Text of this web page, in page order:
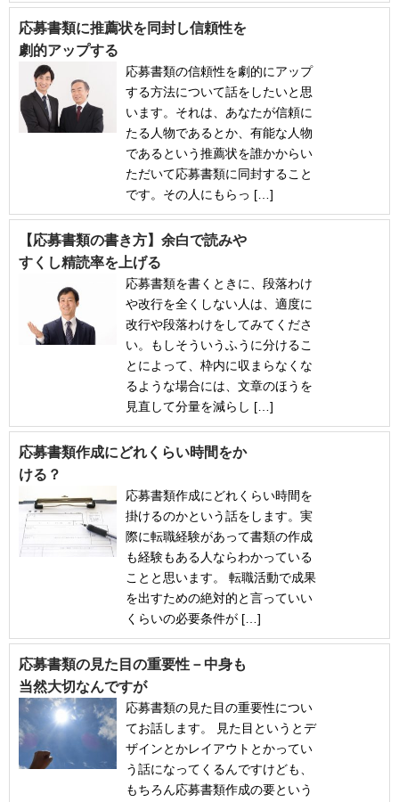
応募書類に推薦状を同封し信頼性を
劇的アップする
応募書類の信頼性を劇的にアップ
する方法について話をしたいと思
います。それは、あなたが信頼に
たる人物であるとか、有能な人物
であるという推薦状を誰かからい
ただいて応募書類に同封すること
です。その人にもらっ […]
【応募書類の書き方】余白で読みや
すくし精読率を上げる
応募書類を書くときに、段落わけ
や改行を全くしない人は、適度に
改行や段落わけをしてみてくださ
い。もしそういうふうに分けるこ
とによって、枠内に収まらなくな
るような場合には、文章のほうを
見直して分量を減らし […]
応募書類作成にどれくらい時間をか
ける？
応募書類作成にどれくらい時間を
掛けるのかという話をします。実
際に転職経験があって書類の作成
も経験もある人ならわかっている
ことと思います。 転職活動で成果
を出すための絶対的と言っていい
くらいの必要条件が […]
応募書類の見た目の重要性－中身も
当然大切なんですが
応募書類の見た目の重要性につい
てお話します。 見た目というとデ
ザインとかレイアウトとかってい
う話になってくるんですけども、
もちろん応募書類作成の要という